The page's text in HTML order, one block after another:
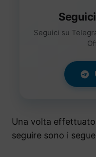
Seguici su
Una volta
seguire sono i